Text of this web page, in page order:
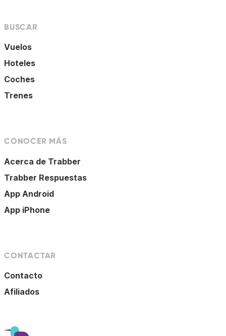
BUSCAR
Vuelos
Hoteles
Coches
Trenes
CONOCER MÁS
Acerca de Trabber
Trabber Respuestas
App Android
App iPhone
CONTACTAR
Contacto
Afiliados